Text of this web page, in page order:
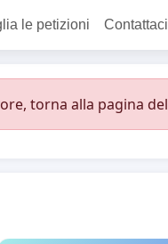
le petizioni Contattaci
torna alla pagina